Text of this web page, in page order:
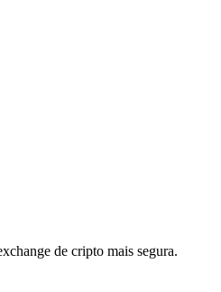
de cripto mais segura.